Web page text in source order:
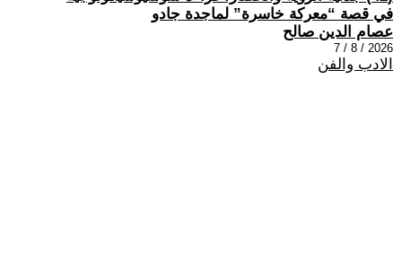
في قصة “معركة خاسرة” لماجدة جادو
عصام الدين صالح
2026 / 8 / 7
الادب والفن